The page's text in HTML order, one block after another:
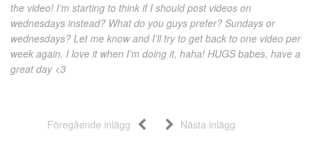
the video! I’m starting to think if I should post videos on
wednesdays instead? What do you guys prefer? Sundays or
wednesdays? Let me know and I’ll try to get back to one video per
week again. I love it when I’m doing it, haha! HUGS babes, have a
great day <3
Föregående inlägg Nästa inlägg